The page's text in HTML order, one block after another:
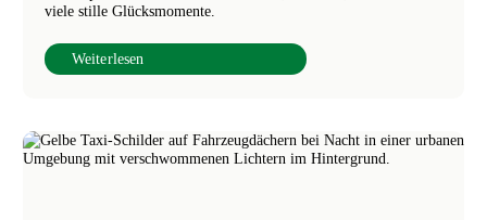
viele stille Glücksmomente.
Weiterlesen